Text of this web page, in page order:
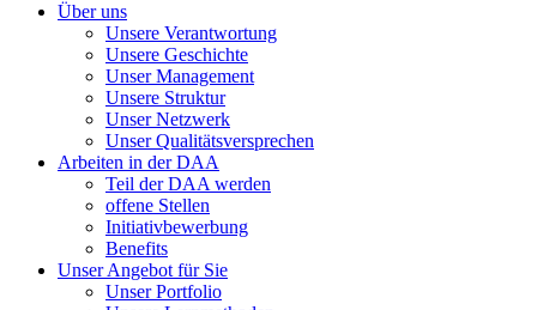
Über uns
Unsere Verantwortung
Unsere Geschichte
Unser Management
Unsere Struktur
Unser Netzwerk
Unser Qualitätsversprechen
Arbeiten in der DAA
Teil der DAA werden
offene Stellen
Initiativbewerbung
Benefits
Unser Angebot für Sie
Unser Portfolio